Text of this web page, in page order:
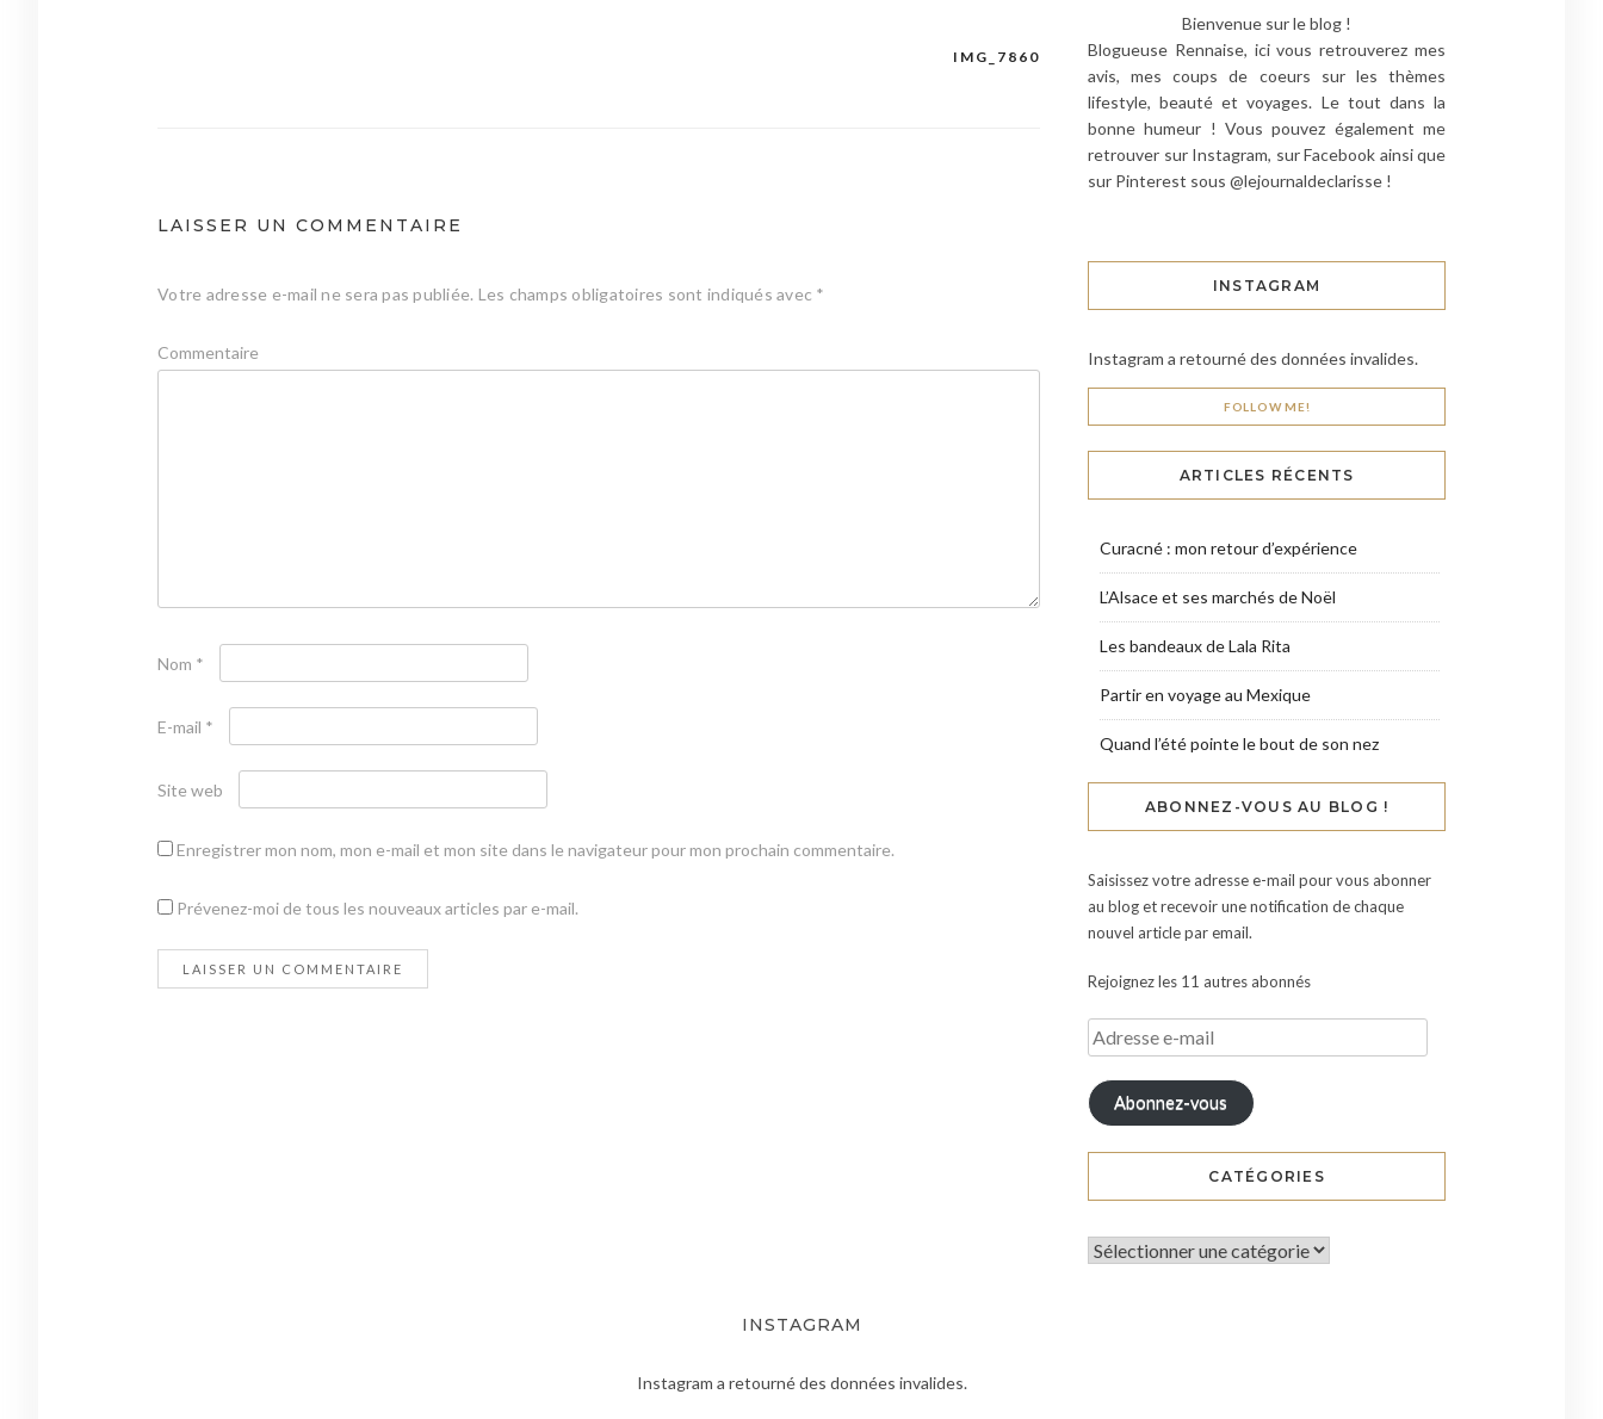
IMG_7860
LAISSER UN COMMENTAIRE
Votre adresse e-mail ne sera pas publiée. Les champs obligatoires sont indiqués avec *
Commentaire
Nom *
E-mail *
Site web
Enregistrer mon nom, mon e-mail et mon site dans le navigateur pour mon prochain commentaire.
Prévenez-moi de tous les nouveaux articles par e-mail.
Bienvenue sur le blog !
Blogueuse Rennaise, ici vous retrouverez mes
avis, mes coups de coeurs sur les thèmes
lifestyle, beauté et voyages. Le tout dans la
bonne humeur ! Vous pouvez également me
retrouver sur Instagram, sur Facebook ainsi que
sur Pinterest sous @lejournaldeclarisse !
INSTAGRAM
Instagram a retourné des données invalides.
FOLLOW ME!
ARTICLES RÉCENTS
Curacné : mon retour d’expérience
L’Alsace et ses marchés de Noël
Les bandeaux de Lala Rita
Partir en voyage au Mexique
Quand l’été pointe le bout de son nez
ABONNEZ-VOUS AU BLOG !
Saisissez votre adresse e-mail pour vous abonner
au blog et recevoir une notification de chaque
nouvel article par email.
Rejoignez les 11 autres abonnés
Abonnez-vous
CATÉGORIES
INSTAGRAM
Instagram a retourné des données invalides.